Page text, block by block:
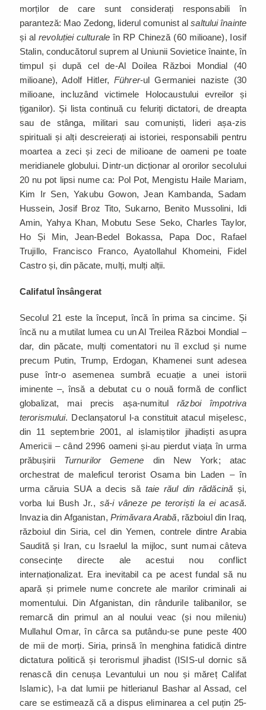
morților de care sunt considerați responsabili în
paranteză: Mao Zedong, liderul comunist alsaltului înainte
și alrevoluției culturaleîn RP Chineză (60 milioane), Iosif
Stalin, conducătorul suprem al Uniunii Sovietice înainte, în
timpul și după cel de-Al Doilea Război Mondial (40
milioane), Adolf Hitler,Führer-ul Germaniei naziste (30
milioane, incluzând victimele Holocaustului evreilor și
țiganilor). Și lista continuă cu feluriți dictatori, de dreapta
sau de stânga, militari sau comuniști, lideri așa-zis
spirituali și alți descreierați ai istoriei, responsabili pentru
moartea a zeci și zeci de milioane de oameni pe toate
meridianele globului. Dintr-un dicționar al ororilor secolului
20 nu pot lipsi nume ca: Pol Pot, Mengistu Haile Mariam,
Kim Ir Sen, Yakubu Gowon, Jean Kambanda, Sadam
Hussein, Josif Broz Tito, Sukarno, Benito Mussolini, Idi
Amin, Yahya Khan, Mobutu Sese Seko, Charles Taylor,
Ho Și Min, Jean-Bedel Bokassa, Papa Doc, Rafael
Trujillo, Francisco Franco, Ayatollahul Khomeini, Fidel
Castro și, din păcate, mulți, mulți alții.
Califatul însângerat
Secolul 21 este la început, încă în prima sa cincime. Și
încă nu a mutilat lumea cu un Al Treilea Război Mondial –
dar, din păcate, mulți comentatori nu îl exclud și nume
precum Putin, Trump, Erdogan, Khamenei sunt adesea
puse într-o asemenea sumbră ecuație a unei istorii
iminente –, însă a debutat cu o nouă formă de conflict
globalizat, mai precis așa-numitulrăzboi împotriva
terorismului. Declanșatorul l-a constituit atacul mișelesc,
din 11 septembrie 2001, al islamiștilor jihadiști asupra
Americii – când 2996 oameni și-au pierdut viața în urma
prăbușirii Turnurilor Gemene din New York; atac
orchestrat de maleficul terorist Osama bin Laden – în
urma căruia SUA a decis să taie răul din rădăcinăși,
vorba lui Bush Jr., să-i vâneze pe teroriști la ei acasă.
Invazia din Afganistan, Primăvara Arabă, războiul din Iraq,
războiul din Siria, cel din Yemen, contrele dintre Arabia
Saudită și Iran, cu Israelul la mijloc, sunt numai câteva
consecințe directe ale acestui nou conflict
internaționalizat. Era inevitabil ca pe acest fundal să nu
apară și primele nume concrete ale marilor criminali ai
momentului. Din Afganistan, din rândurile talibanilor, se
remarcă din primul an al noului veac (și nou mileniu)
Mullahul Omar, în cârca sa putându-se pune peste 400
de mii de morți. Siria, prinsă în menghina fatidică dintre
dictatura politică și terorismul jihadist (ISIS-ul dornic să
renască din cenușa Levantului un nou și măreț Califat
Islamic), l-a dat lumii pe hitlerianul Bashar al Assad, cel
care se estimează că a dispus eliminarea a cel puțin 25-